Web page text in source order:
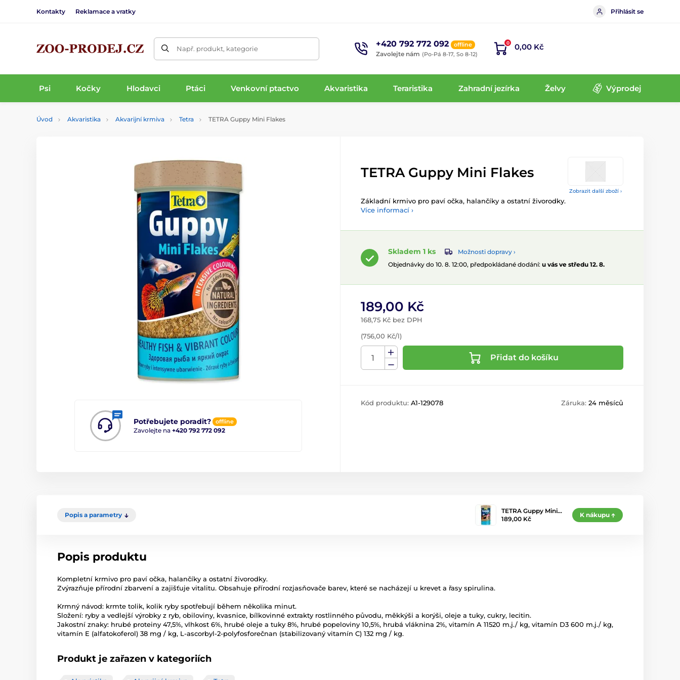
Kontakty Reklamace a vratky Přihlásit se
Např. produkt, kategorie +420 792 772 092 offline
Zavolejte nám (Po-Pá 8-17, So 8-12)
0 0,00 Kč
Psi Kočky Hlodavci Ptáci Venkovní ptactvo Akvaristika Teraristika Zahradní jezírka Želvy Výprodej
Úvod Akvaristika Akvarijní krmiva Tetra TETRA Guppy Mini Flakes
Zobrazit další zboží ›
Potřebujete poradit? offline
Zavolejte na +420 792 772 092
TETRA Guppy Mini Flakes
Základní krmivo pro paví očka, halančíky a ostatní živorodky.
Více informací ›
Skladem 1 ks
Možnosti dopravy ›
Objednávky do 10. 8. 12:00, předpokládané dodání: u vás ve středu 12. 8.
189,00 Kč
168,75 Kč bez DPH
(756,00 Kč/l)
Přidat do košíku
Kód produktu: A1-129078 Záruka: 24 měsíců
Popis a parametry
TETRA Guppy Mini…
189,00 Kč
K nákupu
Popis produktu
Kompletní krmivo pro paví očka, halančíky a ostatní živorodky.
Zvýrazňuje přírodní zbarvení a zajišťuje vitalitu. Obsahuje přírodní rozjasňovače barev, které se nacházejí u krevet a řasy spirulina.
Krmný návod: krmte tolik, kolik ryby spotřebují během několika minut.
Složení: ryby a vedlejší výrobky z ryb, obiloviny, kvasnice, bílkovinné extrakty rostlinného původu, měkkýši a korýši, oleje a tuky, cukry, lecitin.
Jakostní znaky: hrubé proteiny 47,5%, vlhkost 6%, hrubé oleje a tuky 8%, hrubé popeloviny 10,5%, hrubá vláknina 2%, vitamín A 11520 m.j./ kg, vitamín D3 600 m.j./ kg,
vitamín E (alfatokoferol) 38 mg / kg, L-ascorbyl-2-polyfosforečnan (stabilizovaný vitamín C) 132 mg / kg.
Produkt je zařazen v kategoriích